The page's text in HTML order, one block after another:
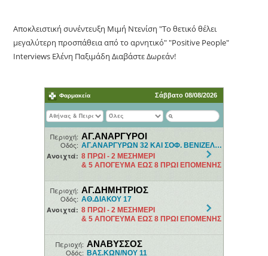
Αποκλειστική συνέντευξη Μιμή Ντενίση "Το θετικό θέλει
μεγαλύτερη προσπάθεια από το αρνητικό" "Positive People"
Interviews Ελένη Παξιμάδη Διαβάστε Δωρεάν!